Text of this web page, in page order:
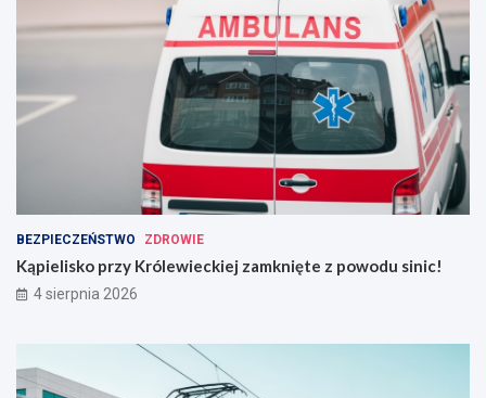
BEZPIECZEŃSTWO ZDROWIE
Kąpielisko przy Królewieckiej zamknięte z powodu sinic!
4 sierpnia 2026